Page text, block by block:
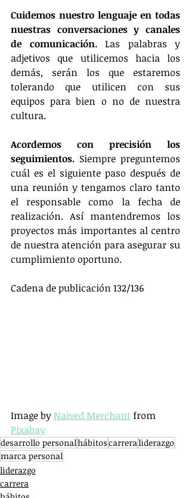
Cuidemos nuestro lenguaje en todas
nuestras conversaciones y canales
de comunicación. Las palabras y
adjetivos que utilicemos hacia los
demás, serán los que estaremos
tolerando que utilicen con sus
equipos para bien o no de nuestra
cultura.
Acordemos con precisión los
seguimientos. Siempre preguntemos
cuál es el siguiente paso después de
una reunión y tengamos claro tanto
el responsable como la fecha de
realización. Así mantendremos los
proyectos más importantes al centro
de nuestra atención para asegurar su
cumplimiento oportuno.
Cadena de publicación 132/136
Image by Naived Merchant from
Pixabay
desarrollo personalhábitoscarreraliderazgo
marca personal
liderazgo
carrera